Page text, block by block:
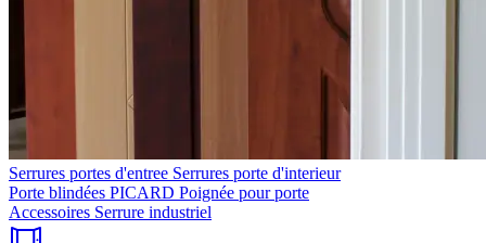
Serrures portes d'entree Serrures porte d'interieur
Porte blindées PICARD Poignée pour porte
Accessoires Serrure industriel